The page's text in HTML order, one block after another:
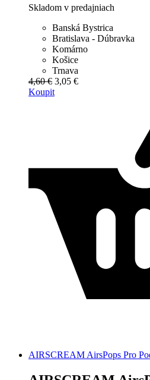
Skladom v predajniach
Banská Bystrica
Bratislava - Dúbravka
Komárno
Košice
Trnava
4,60 € 3,05 €
Koupit
AIRSCREAM AirsPops Pro